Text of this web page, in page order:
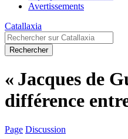
Avertissements
Catallaxia
Rechercher
« Jacques de
différence
Page Discussion